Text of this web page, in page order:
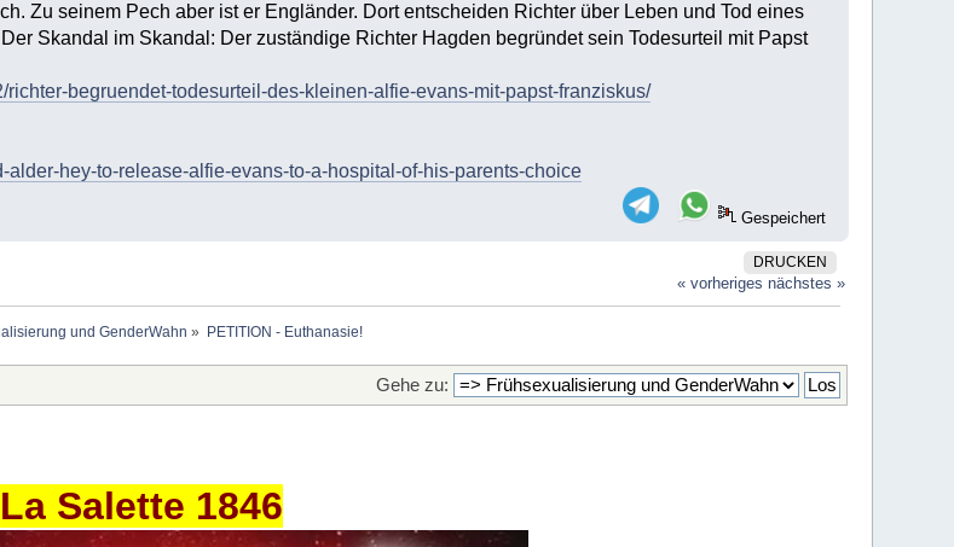
Zu seinem Pech aber ist er Engländer. Dort entscheiden Richter über Leben und Tod eines
Skandal im Skandal: Der zuständige Richter Hagden begründet sein Todesurteil mit Papst
richter-begruendet-todesurteil-des-kleinen-alfie-evans-mit-papst-franziskus/
alder-hey-to-release-alfie-evans-to-a-hospital-of-his-parents-choice
Gespeichert
DRUCKEN
« vorheriges nächstes »
und GenderWahn » PETITION - Euthanasie!
Gehe zu:
La Salette 1846